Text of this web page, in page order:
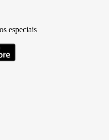
especiais